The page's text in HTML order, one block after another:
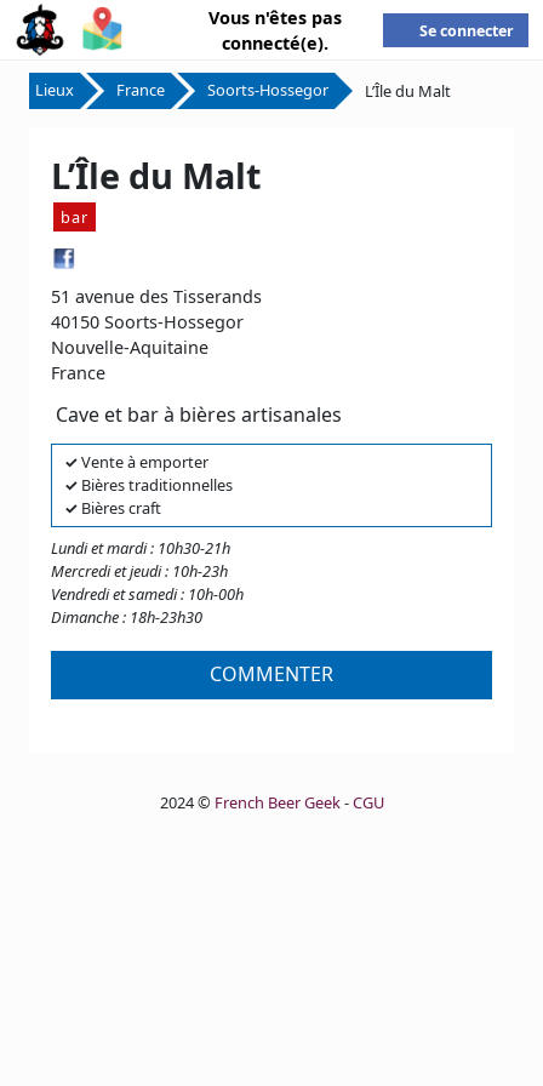
Vous n'êtes pas
connecté(e).
Se connecter
Lieux France Soorts-Hossegor L’Île du Malt
L’Île du Malt
bar
51 avenue des Tisserands
40150 Soorts-Hossegor
Nouvelle-Aquitaine
France
Cave et bar à bières artisanales
✓Vente à emporter
✓ Bières traditionnelles
✓ Bières craft
Lundi et mardi : 10h30-21h
Mercredi et jeudi : 10h-23h
Vendredi et samedi : 10h-00h
Dimanche : 18h-23h30
COMMENTER
2024 © French Beer Geek-CGU